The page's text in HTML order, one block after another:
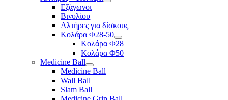
Εξάγωνοι
Βινυλίου
Αλτήρες για δίσκους
Κολάρα Φ28-50
Κολάρα Φ28
Κολάρα Φ50
Medicine Ball
Medicine Ball
Wall Ball
Slam Ball